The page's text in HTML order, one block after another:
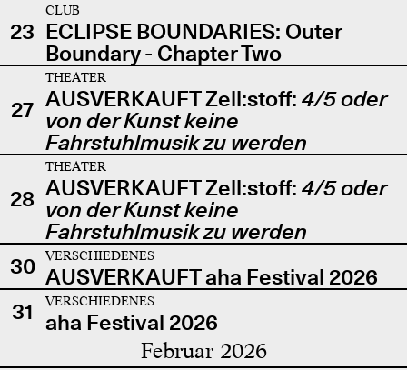
23
CLUB
ECLIPSE BOUNDARIES: Outer
Boundary - Chapter Two
27
THEATER
AUSVERKAUFT Zell:stoff: 4/5 oder
von der Kunst keine
Fahrstuhlmusik zu werden
28
THEATER
AUSVERKAUFT Zell:stoff: 4/5 oder
von der Kunst keine
Fahrstuhlmusik zu werden
30
VERSCHIEDENES
AUSVERKAUFT aha Festival 2026
31
VERSCHIEDENES
aha Festival 2026
Februar 2026